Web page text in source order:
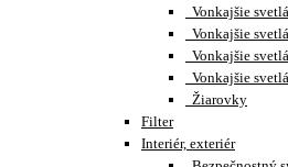
Vonkajšie
Vonkajšie
Vonkajšie
Vonkajšie
Žiarovky
Filter
Interiér, exteriér